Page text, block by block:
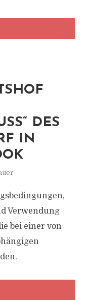
DES
IN
Verwendung
bei einer von